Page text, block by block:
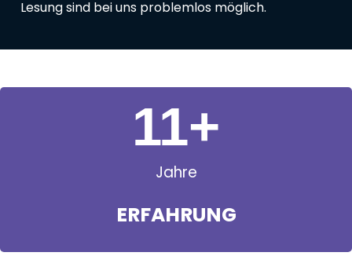
Lesung sind bei uns problemlos möglich.
Jahre
ERFAHRUNG
11+